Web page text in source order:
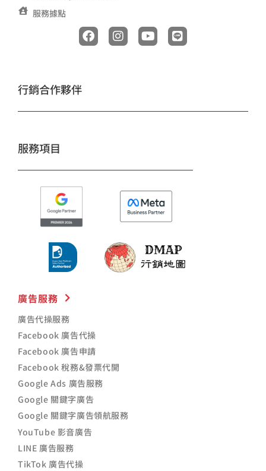
服務據點
F
a
c
k
I
n
s
a
Y
o
u
L
i
n
行銷合作夥伴
服務項目
廣告服務
廣告代操服務
Facebook 廣告代操
Facebook 廣告申請
Facebook 稅務&發票代開
Google Ads 廣告服務
Google 關鍵字廣告
Google 關鍵字廣告領航服務
YouTube 影音廣告
LINE 廣告服務
TikTok 廣告代操